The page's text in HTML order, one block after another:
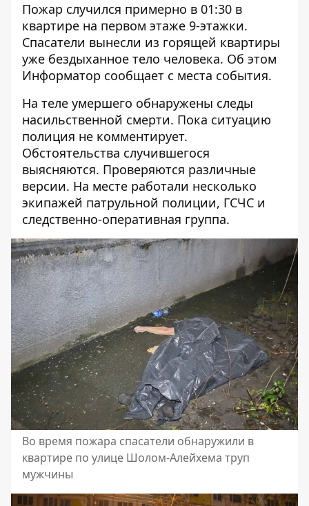
Пожар случился примерно в 01:30 в
квартире на первом этаже 9-этажки.
Спасатели вынесли из горящей квартиры
уже бездыханное тело человека. Об этом
Информатор сообщает с места события.
На теле умершего обнаружены следы
насильственной смерти. Пока ситуацию
полиция не комментирует.
Обстоятельства случившегося
выясняются. Проверяются различные
версии. На месте работали несколько
экипажей патрульной полиции, ГСЧС и
следственно-оперативная группа.
Во время пожара спасатели обнаружили в
квартире по улице Шолом-Алейхема труп
мужчины